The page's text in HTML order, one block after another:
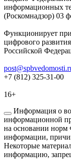
информационных
(Роскомнадзор) 03
Функционирует
цифрового
Российской
+7 (812) 325-31-00
16+
Информация о
информационной
на основании норм
информации,
Некоторые
информацию,